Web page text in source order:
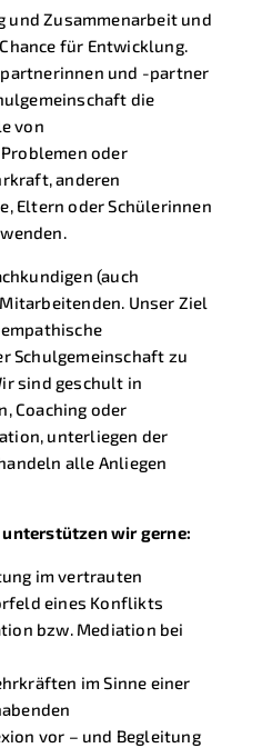
und Zusammenarbeit und
für Entwicklung.
und -partner
die
von
oder
anderen
Eltern oder Schülerinnen
(auch
Unser Ziel
Schulgemeinschaft zu
sind geschult in
Coaching oder
unterliegen der
alle Anliegen
wir gerne:
im vertrauten
eines Konflikts
bzw. Mediation bei
im Sinne einer
vor – und Begleitung